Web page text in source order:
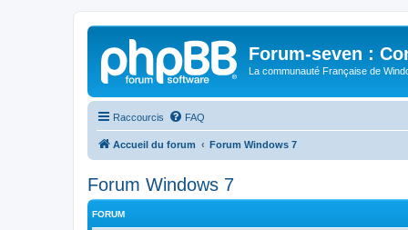
Forum-seven :
La communauté Française de
Raccourcis FAQ
Accueil du forum Forum Windows 7
Forum Windows 7
FORUM